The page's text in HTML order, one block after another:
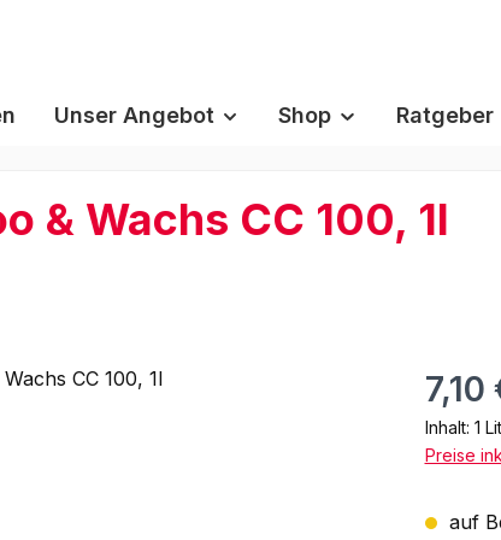
Unser Angebot Shop Ratgeber
& Wachs CC 100, 1l
Inhalt: 1
Preise
auf